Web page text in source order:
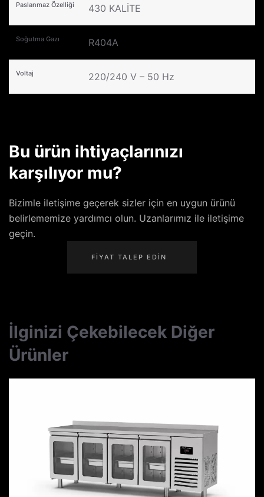
Paslanmaz Özelliği 430 KALİTE
Soğutma Gazı R404A
Voltaj 220/240 V – 50 Hz
Bu ürün ihtiyaçlarınızı
karşılıyor mu?
Bizimle iletişime geçerek sizler için en uygun ürünü
belirlememize yardımcı olun. Uzanlarımız ile iletişime
geçin.
FIYAT TALEP EDIN
İlginizi Çekebilecek Diğer
Ürünler